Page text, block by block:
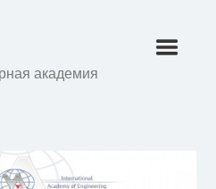
академия